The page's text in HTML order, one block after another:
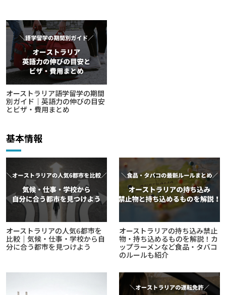
オーストラリア語学留学の期間
別ガイド｜英語力の伸びの目安
とビザ・費用まとめ
基本情報
オーストラリアの人気6都市を
比較｜気候・仕事・学校から自
分に合う都市を見つけよう
オーストラリアの持ち込み禁止
物・持ち込めるものを解説！カ
ップラーメンなど食品・タバコ
のルールも紹介